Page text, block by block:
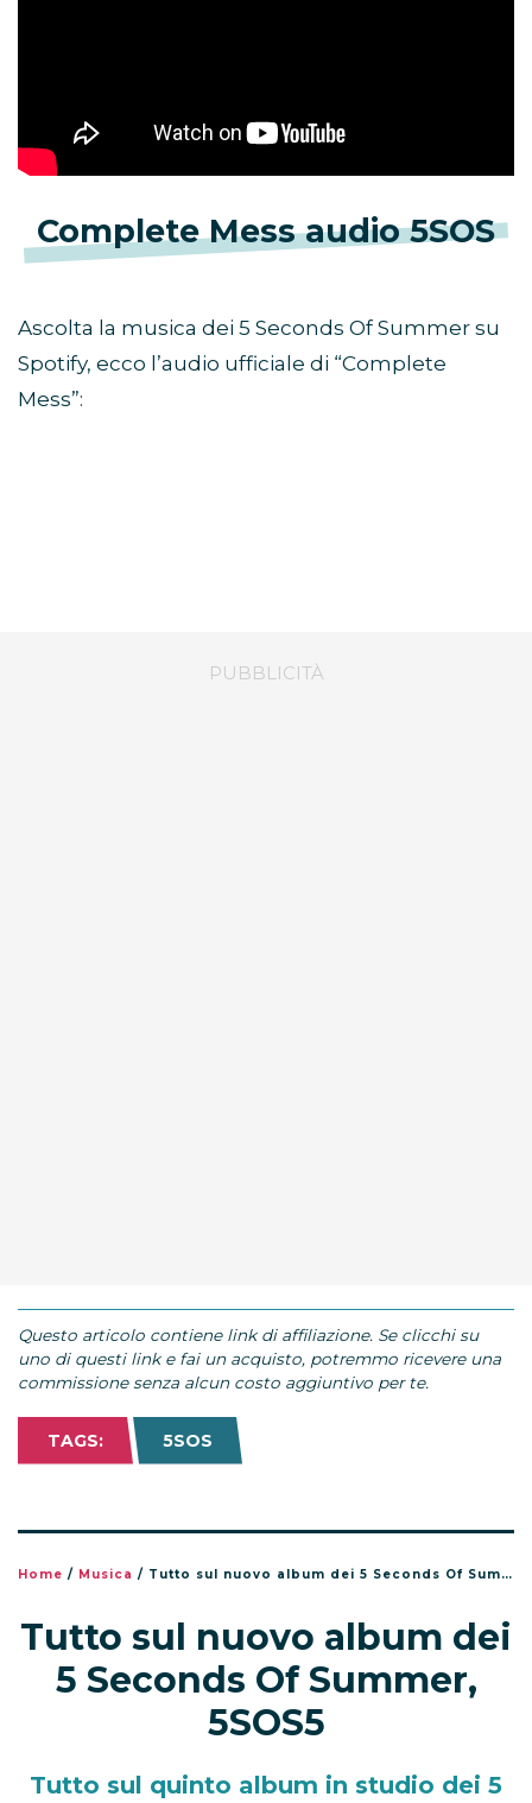
Complete Mess audio 5SOS
Ascolta la musica dei 5 Seconds Of Summer su
Spotify, ecco l’audio ufficiale di “Complete
Mess”:
Questo articolo contiene link di affiliazione. Se clicchi su
uno di questi link e fai un acquisto, potremmo ricevere una
commissione senza alcun costo aggiuntivo per te.
TAGS: 5SOS
Home / Musica / Tutto sul nuovo album dei 5 Seconds Of Summer, 5SOS5
Tutto sul nuovo album dei
5 Seconds Of Summer,
5SOS5
Tutto sul quinto album in studio dei 5